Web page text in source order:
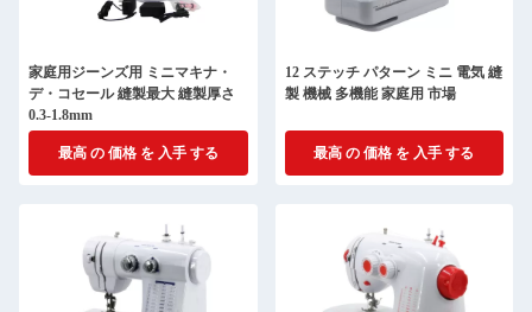
家庭用ジーンズ用 ミニマキナ・
デ・コセール 縫製最大 縫製厚さ
0.3-1.8mm
最高 の 価格 を 入手 する
12 ステッチ パターン ミニ 電気 縫
製 機械 多機能 家庭用 市場
最高 の 価格 を 入手 する